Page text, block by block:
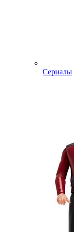
Сериалы